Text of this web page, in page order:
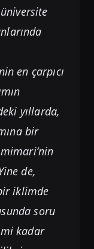
en çarpıcı
yıllarda,
bir
de,
iklimde
soru
kadar